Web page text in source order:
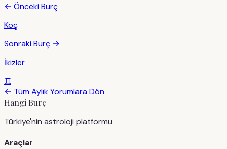
← Önceki Burç
Koç
Sonraki Burç →
İkizler
♊
← Tüm Aylık Yorumlara Dön
Hangi Burç
Türkiye'nin astroloji platformu
Araçlar